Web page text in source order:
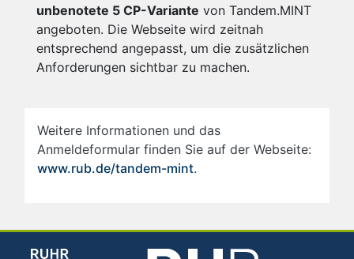
unbenotete 5 CP-Variante von Tandem.MINT
angeboten. Die Webseite wird zeitnah
entsprechend angepasst, um die zusätzlichen
Anforderungen sichtbar zu machen.
Weitere Informationen und das
Anmeldeformular finden Sie auf der Webseite:
www.rub.de/tandem-mint.